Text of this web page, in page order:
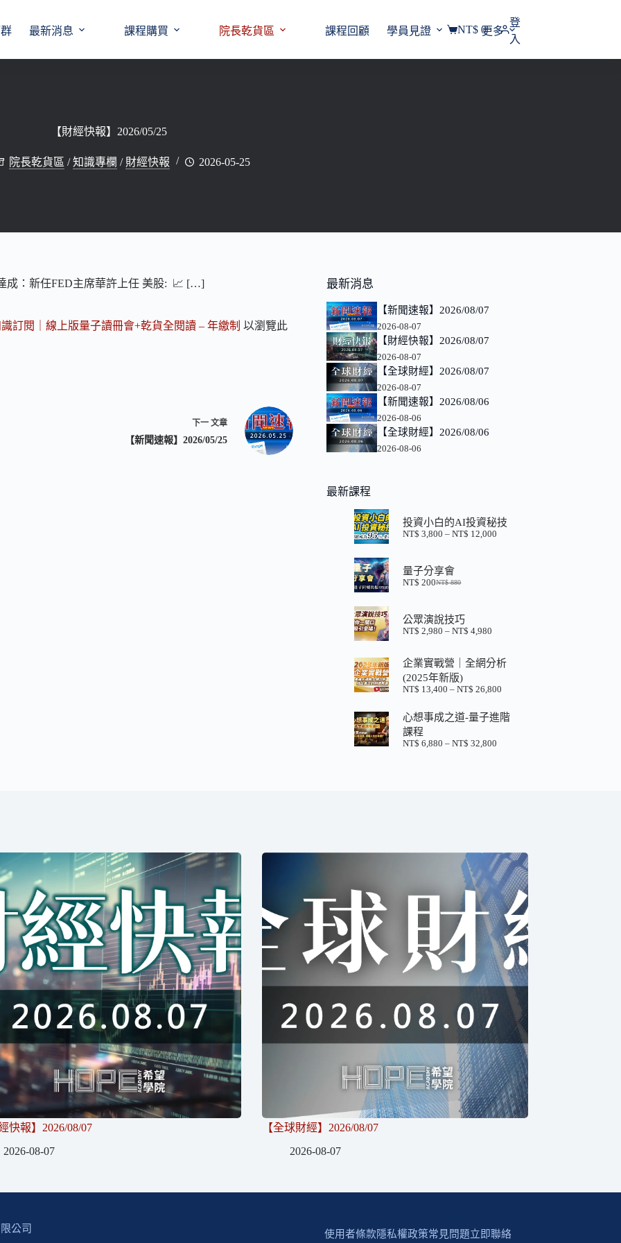
最新消息 課程購買 院長乾貨區 課程回顧 學員見證 更多
購
NT$0
登
入
【財經快報】2026/05/25
院長乾貨區 /知識專欄 / 財經快報 2026-05-25
成：新任FED主席華許上任 美股: 📈 […]
訂閱｜線上版量子讀冊會+乾貨全閱讀 – 年繳制 以瀏覽此
下一 文章
【新聞速報】2026/05/25
最新消息
【新聞速報】2026/08/07
2026-08-07
【財經快報】2026/08/07
2026-08-07
【全球財經】2026/08/07
2026-08-07
【新聞速報】2026/08/06
2026-08-06
【全球財經】2026/08/06
2026-08-06
最新課程
投資小白的AI投資秘技
NT$ 3,800 – NT$ 12,000
量子分享會
NT$880
原
價
格：
NT$ 200
目
價
格：
公眾演說技巧
NT$ 2,980 – NT$ 4,980
範
圍：
到
企業實戰營｜全網分析
(2025年新版)
NT$ 13,400 – NT$ 26,800
範
心想事成之道-量子進階
課程
NT$ 6,880 – NT$ 32,800
快報】2026/08/07
2026-08-07
【全球財經】2026/08/07
2026-08-07
公司 使用者條款隱私權政策常見問題立即聯絡